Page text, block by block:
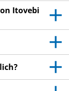
Sie sich
Dritte weiter.
auch wenn
wie Sie.
Itovebi